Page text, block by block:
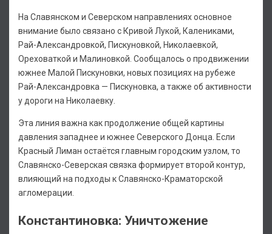
На Славянском и Северском направлениях основное
внимание было связано с Кривой Лукой, Калениками,
Рай-Александровкой, Пискуновкой, Николаевкой,
Ореховаткой и Малиновкой. Сообщалось о продвижении
южнее Малой Пискуновки, новых позициях на рубеже
Рай-Александровка — Пискуновка, а также об активности
у дороги на Николаевку.
Эта линия важна как продолжение общей картины
давления западнее и южнее Северского Донца. Если
Красный Лиман остаётся главным городским узлом, то
Славянско-Северская связка формирует второй контур,
влияющий на подходы к Славянско-Краматорской
агломерации.
Константиновка: Уничтожение